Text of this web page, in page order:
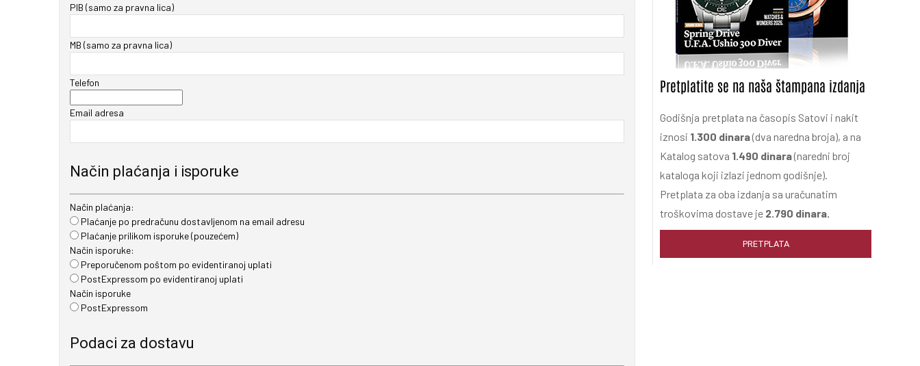
PIB (samo za pravna lica)
MB (samo za pravna lica)
Telefon
Email adresa
Način plaćanja i isporuke
Način plaćanja:
Plaćanje po predračunu dostavljenom na email adresu
Plaćanje prilikom isporuke (pouzećem)
Način isporuke:
Preporučenom poštom po evidentiranoj uplati
PostExpressom po evidentiranoj uplati
Način isporuke
PostExpressom
Podaci za dostavu
Pretplatite se na naša štampana izdanja
Godišnja pretplata na časopis Satovi i nakit
iznosi 1.300 dinara(dva naredna broja), a na
Katalog satova 1.490 dinara(naredni broj
kataloga koji izlazi jednom godišnje).
Pretplata za oba izdanja sa uračunatim
troškovima dostave je 2.790 dinara.
PRETPLATA